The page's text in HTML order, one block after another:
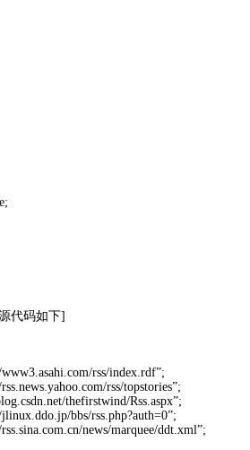
代码如下]
rss/index.rdf”;
rss/topstories”;
thefirstwind/Rss.aspx”;
bbs/rss.php?auth=0”;
news/marquee/ddt.xml”;